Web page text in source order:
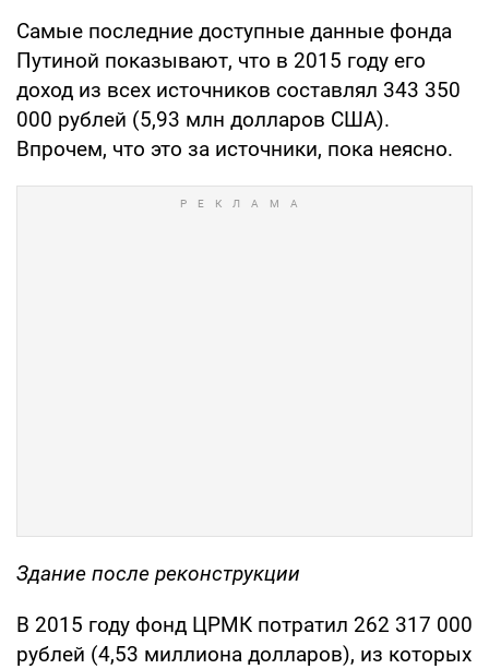
Самые последние доступные данные фонда
Путиной показывают, что в 2015 году его
доход из всех источников составлял 343 350
000 рублей (5,93 млн долларов США).
Впрочем, что это за источники, пока неясно.
Здание после реконструкции
В 2015 году фонд ЦРМК потратил 262 317 000
рублей (4,53 миллиона долларов), из которых